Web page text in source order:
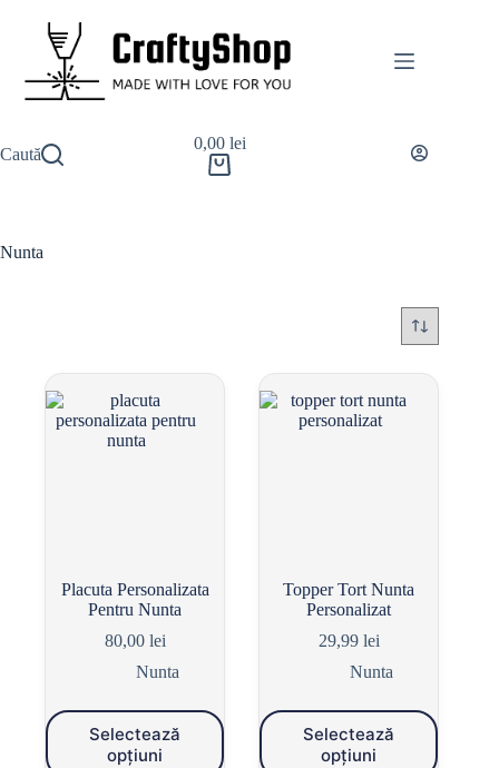
Caută
0,00 lei
Nunta
Placuta Personalizata
Pentru Nunta
80,00 lei
Nunta
Selectează
opțiuni
Topper Tort Nunta
Personalizat
29,99 lei
Nunta
Selectează
opțiuni